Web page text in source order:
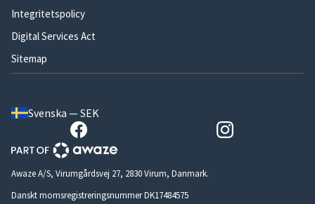
Integritetspolicy
Digital Services Act
Sitemap
Svenska — SEK
Awaze A/S, Virumgårdsvej 27, 2830 Virum, Danmark.
Danskt momsregistreringsnummer DK17484575